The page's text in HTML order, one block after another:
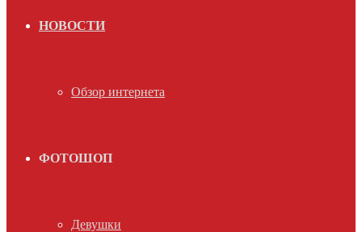
НОВОСТИ
Обзор интернета
ФОТОШОП
Девушки